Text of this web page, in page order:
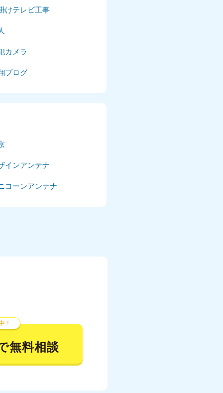
年8月
年7月
年6月
年5月
けテレビ工事
カメラ
ブログ
インアンテナ
コーンアンテナ
！
無料相談